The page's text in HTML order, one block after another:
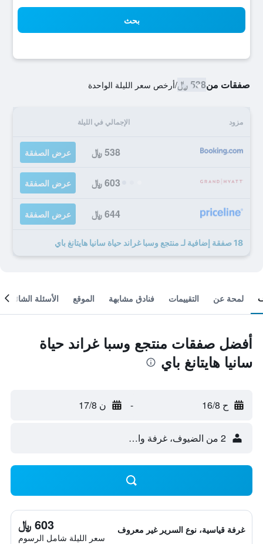
بحث
صفقات من538 ﷼ /أرخص سعر الليلة الواحدة
مزود الإجمالي في الليلة
538 ﷼ عرض الصفقة
603 ﷼ عرض الصفقة
644 ﷼ عرض الصفقة
18 صفقة إضافية لـ منتجع وسبا غراند حياة سانيا هايتانغ باي
لمحة عن التقييمات فنادق مشابهة الموقع الأسئلة الشائعة
أفضل صفقات منتجع وسبا غراند حياة
سانيا هايتانغ باي
ح 16/8 - ن 17/8
2 من الضيوف، غرفة واحدة
غرفة قياسية، نوع السرير غير معروف 603 ﷼
سعر الليلة شامل الرسوم